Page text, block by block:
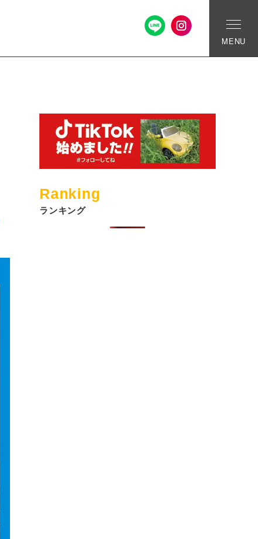
MENU
Ranking
ランキング